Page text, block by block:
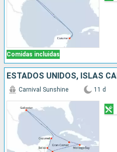
Comidas incluidas
Carnival Sunshine 11 d